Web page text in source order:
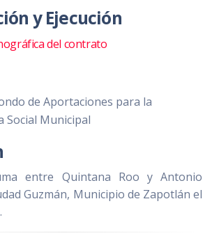
y Ejecución
del contrato
de Aportaciones para la
Municipal
entre Quintana Roo y Antonio
Guzmán, Municipio de Zapotlán el